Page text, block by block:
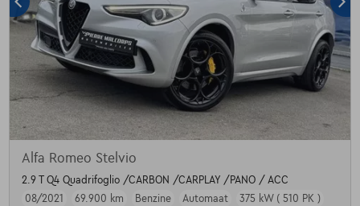
Alfa Romeo Stelvio
2.9 T Q4 Quadrifoglio /CARBON /CARPLAY /PANO / ACC
08/2021
69.900 km Benzine Automaat 375 kW ( 510 PK )